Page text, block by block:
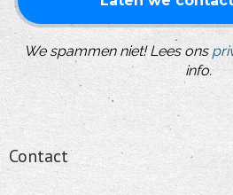
We spammen niet! Lees ons
info.
Contact